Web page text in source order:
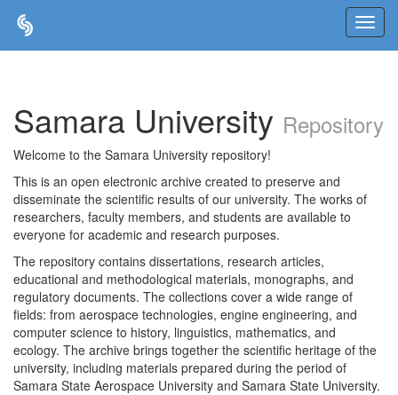
Samara University Repository
Welcome to the Samara University repository!
This is an open electronic archive created to preserve and
disseminate the scientific results of our university. The works of
researchers, faculty members, and students are available to
everyone for academic and research purposes.
The repository contains dissertations, research articles,
educational and methodological materials, monographs, and
regulatory documents. The collections cover a wide range of
fields: from aerospace technologies, engine engineering, and
computer science to history, linguistics, mathematics, and
ecology. The archive brings together the scientific heritage of the
university, including materials prepared during the period of
Samara State Aerospace University and Samara State University.